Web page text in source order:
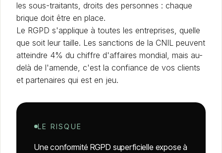
les sous-traitants, droits des personnes : chaque
brique doit être en place.
Le RGPD s'applique à toutes les entreprises, quelle
que soit leur taille. Les sanctions de la CNIL peuvent
atteindre 4% du chiffre d'affaires mondial, mais au-
delà de l'amende, c'est la confiance de vos clients
et partenaires qui est en jeu.
LE RISQUE
Une conformité RGPD superficielle expose à